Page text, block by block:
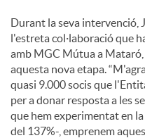
Durant la seva intervenció,
l'estreta col·laboració que
amb MGC Mútua a
aquesta nova etapa.
quasi 9.000 socis que
per a donar resposta a les
que hem experimentat en
del 137%-, emprenem